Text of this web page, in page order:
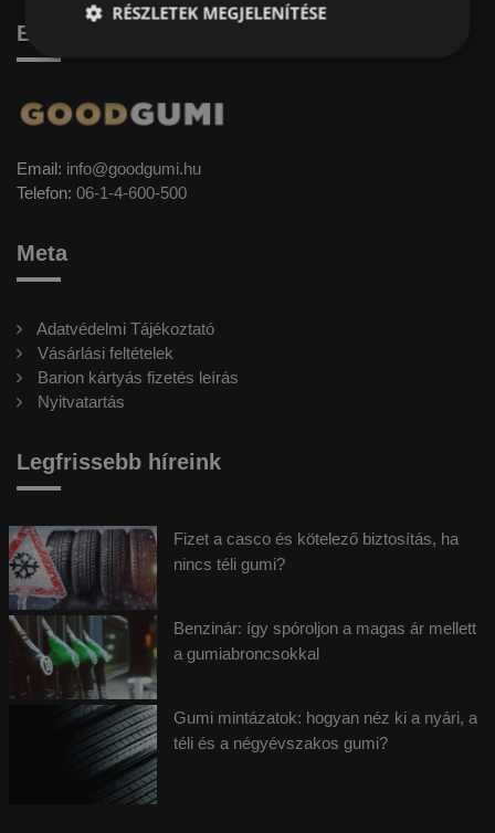
Elérhetőség
Email: info@goodgumi.hu
Telefon: 06-1-4-600-500
Meta
Adatvédelmi Tájékoztató
Vásárlási feltételek
Barion kártyás fizetés leírás
Nyitvatartás
Legfrissebb híreink
Fizet a casco és kötelező biztosítás, ha
nincs téli gumi?
Benzinár: így spóroljon a magas ár mellett
a gumiabroncsokkal
Gumi mintázatok: hogyan néz ki a nyári, a
téli és a négyévszakos gumi?
RÉSZLETEK MEGJELENÍTÉSE